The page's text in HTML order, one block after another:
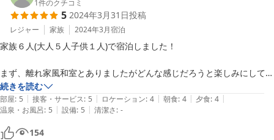
1件のクチコミ
5 2024年3月31日投稿
レジャー 家族 2024年3月宿泊
家族６人(大人５人子供１人)で宿泊しました！
まず、離れ家風和室とありましたがどんな感じだろうと楽しみにしてま
した。
２歳の子供がいたため騒音など心配しましたが、隣同士くっついていな
いため安心して宿泊できました。
部屋も問題ない広さで快適に過ごせました。
続きを読む
部屋: 5 | 接客・サービス: 5 | ロケーション: 4 | 朝食: 4 | 夕食: 4 |
温泉・お風呂: 5 | 設備: 5 | 清潔さ: -
154